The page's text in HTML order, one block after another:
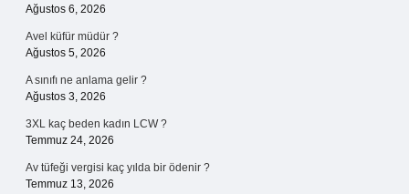
Ağustos 6, 2026
Avel küfür müdür ?
Ağustos 5, 2026
A sınıfı ne anlama gelir ?
Ağustos 3, 2026
3XL kaç beden kadın LCW ?
Temmuz 24, 2026
Av tüfeği vergisi kaç yılda bir ödenir ?
Temmuz 13, 2026